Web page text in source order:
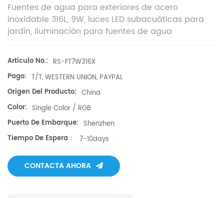
Fuentes de agua para exteriores de acero
inoxidable 316L, 9W, luces LED subacuáticas para
jardín, iluminación para fuentes de agua
Artículo No.: RS-FT7W316X​
Pago: T/T, WESTERN UNION, PAYPAL
Origen Del Producto: China
Color: Single Color / RGB
Puerto De Embarque: Shenzhen
Tiempo De Espera：
7-10days
CONTACTA AHORA